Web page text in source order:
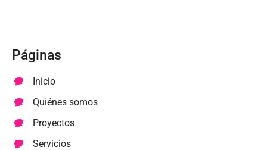
Páginas
Inicio
Quiénes somos
Proyectos
Servicios